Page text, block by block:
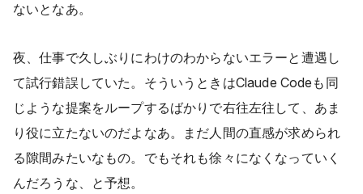
ないとなあ。
夜、仕事で久しぶりにわけのわからないエラーと遭遇し
て試行錯誤していた。そういうときはClaude Codeも同
じような提案をループするばかりで右往左往して、あま
り役に立たないのだよなあ。まだ人間の直感が求められ
る隙間みたいなもの。でもそれも徐々になくなっていく
んだろうな、と予想。